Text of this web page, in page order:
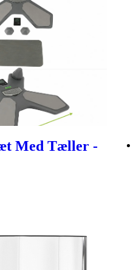
Med Tæller -